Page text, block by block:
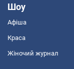
Шоу
Афіша
Краса
Жіночий журнал